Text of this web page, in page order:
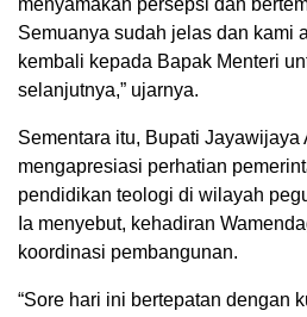
Semuanya sudah jelas dan kami
kembali kepada Bapak Menteri
selanjutnya,” ujarnya.
Sementara itu, Bupati Jayawijaya
mengapresiasi perhatian
pendidikan teologi di wilayah
Ia menyebut, kehadiran
koordinasi pembangunan.
“Sore hari ini bertepatan dengan